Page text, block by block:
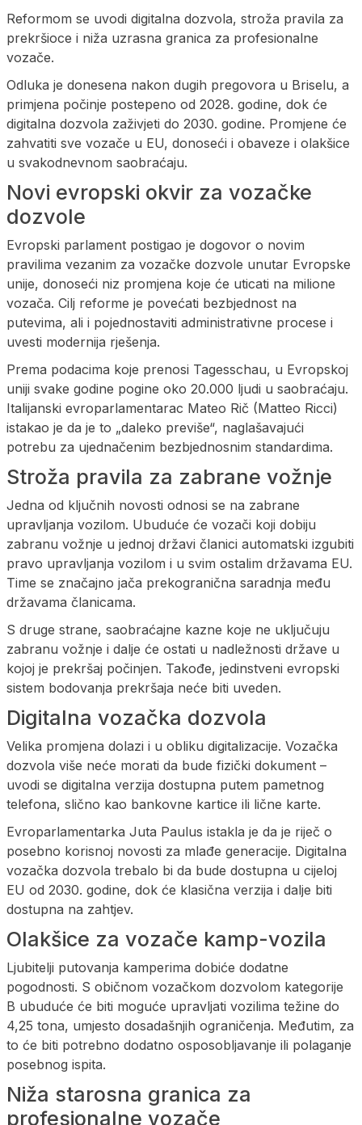
Reformom se uvodi digitalna dozvola, stroža pravila za
prekršioce i niža uzrasna granica za profesionalne
vozače.
Odluka je donesena nakon dugih pregovora u Briselu, a
primjena počinje postepeno od 2028. godine, dok će
digitalna dozvola zaživjeti do 2030. godine. Promjene će
zahvatiti sve vozače u EU, donoseći i obaveze i olakšice
u svakodnevnom saobraćaju.
Novi evropski okvir za vozačke
dozvole
Evropski parlament postigao je dogovor o novim
pravilima vezanim za vozačke dozvole unutar Evropske
unije, donoseći niz promjena koje će uticati na milione
vozača. Cilj reforme je povećati bezbjednost na
putevima, ali i pojednostaviti administrativne procese i
uvesti modernija rješenja.
Prema podacima koje prenosi Tagesschau, u Evropskoj
uniji svake godine pogine oko 20.000 ljudi u saobraćaju.
Italijanski evroparlamentarac Mateo Rič (Matteo Ricci)
istakao je da je to „daleko previše“, naglašavajući
potrebu za ujednačenim bezbjednosnim standardima.
Stroža pravila za zabrane vožnje
Jedna od ključnih novosti odnosi se na zabrane
upravljanja vozilom. Ubuduće će vozači koji dobiju
zabranu vožnje u jednoj državi članici automatski izgubiti
pravo upravljanja vozilom i u svim ostalim državama EU.
Time se značajno jača prekogranična saradnja među
državama članicama.
S druge strane, saobraćajne kazne koje ne uključuju
zabranu vožnje i dalje će ostati u nadležnosti države u
kojoj je prekršaj počinjen. Takođe, jedinstveni evropski
sistem bodovanja prekršaja neće biti uveden.
Digitalna vozačka dozvola
Velika promjena dolazi i u obliku digitalizacije. Vozačka
dozvola više neće morati da bude fizički dokument –
uvodi se digitalna verzija dostupna putem pametnog
telefona, slično kao bankovne kartice ili lične karte.
Evroparlamentarka Juta Paulus istakla je da je riječ o
posebno korisnoj novosti za mlađe generacije. Digitalna
vozačka dozvola trebalo bi da bude dostupna u cijeloj
EU od 2030. godine, dok će klasična verzija i dalje biti
dostupna na zahtjev.
Olakšice za vozače kamp-vozila
Ljubitelji putovanja kamperima dobiće dodatne
pogodnosti. S običnom vozačkom dozvolom kategorije
B ubuduće će biti moguće upravljati vozilima težine do
4,25 tona, umjesto dosadašnjih ograničenja. Međutim, za
to će biti potrebno dodatno osposobljavanje ili polaganje
posebnog ispita.
Niža starosna granica za
profesionalne vozače